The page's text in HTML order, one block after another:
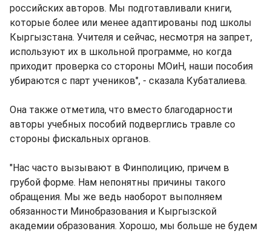
российских авторов. Мы подготавливали книги,
которые более или менее адаптированы под школы
Кыргызстана. Учителя и сейчас, несмотря на запрет,
используют их в школьной программе, но когда
приходит проверка со стороны МОиН, наши пособия
убираются с парт учеников", - сказала Кубаталиева.
Она также отметила, что вместо благодарности
авторы учебных пособий подверглись травле со
стороны фискальных органов.
"Нас часто вызывают в Финполицию, причем в
грубой форме. Нам непонятны причины такого
обращения. Мы же ведь наоборот выполняем
обязанности Минобразования и Кыргызской
академии образования. Хорошо, мы больше не будем